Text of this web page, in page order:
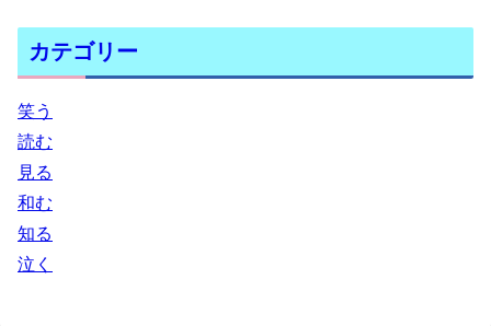
カテゴリー
笑う
読む
見る
和む
知る
泣く